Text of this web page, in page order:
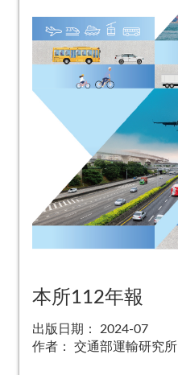
本所112年報
出版日期： 2024-07
作者： 交通部運輸研究所